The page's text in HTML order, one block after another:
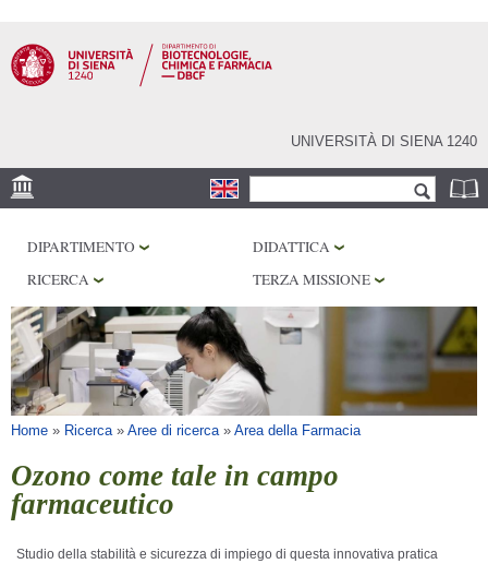
contenuto
principale
UNIVERSITÀ DI SIENA 1240
Form di ricerca
CENTRI DI RICERCA
LABORATORI
BIBLIOTECHE
SERVIZI
DIPARTIMENTO
DIDATTICA
RICERCA
TERZA MISSIONE
Tu sei qui
Home » Ricerca» Aree di ricerca» Area della Farmacia
Ozono come tale in campo
farmaceutico
Studio della stabilità e sicurezza di impiego di questa innovativa pratica